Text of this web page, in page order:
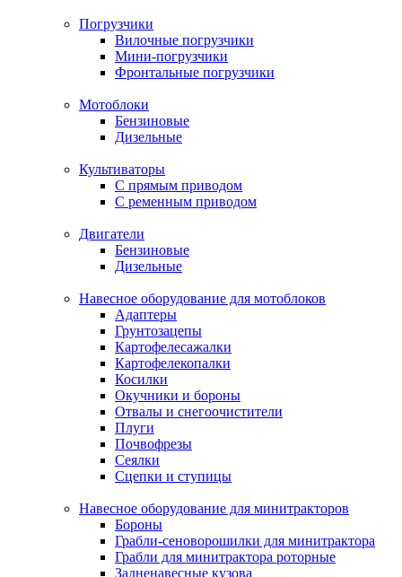
Погрузчики
Вилочные погрузчики
Мини-погрузчики
Фронтальные погрузчики
Мотоблоки
Бензиновые
Дизельные
Культиваторы
С прямым приводом
С ременным приводом
Двигатели
Бензиновые
Дизельные
Навесное оборудование для мотоблоков
Адаптеры
Грунтозацепы
Картофелесажалки
Картофелекопалки
Косилки
Окучники и бороны
Отвалы и снегоочистители
Плуги
Почвофрезы
Сеялки
Сцепки и ступицы
Навесное оборудование для минитракторов
Бороны
Грабли-сеноворошилки для минитрактора
Грабли для минитрактора роторные
Задненавесные кузова